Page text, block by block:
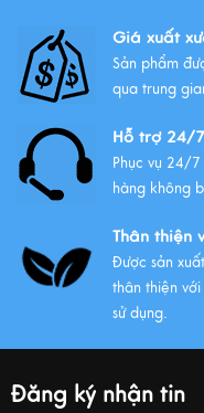
Giá xuất
Sản phẩm
qua trung
Hỗ trợ 24/7
Phục vụ 24/
hàng không
Thân thiện
Được sản
thân thiện
sử dụng.
Đăng ký nhận tin